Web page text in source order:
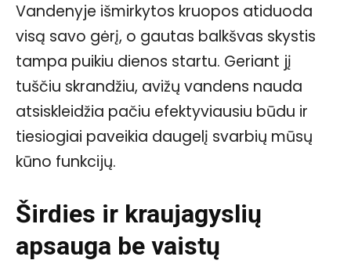
Vandenyje išmirkytos kruopos atiduoda
visą savo gėrį, o gautas balkšvas skystis
tampa puikiu dienos startu. Geriant jį
tuščiu skrandžiu, avižų vandens nauda
atsiskleidžia pačiu efektyviausiu būdu ir
tiesiogiai paveikia daugelį svarbių mūsų
kūno funkcijų.
Širdies ir kraujagyslių
apsauga be vaistų